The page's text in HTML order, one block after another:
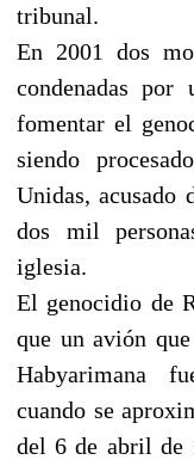
tribunal.
En 2001 dos
condenadas
fomentar el
siendo
Unidas, acusado
dos mil
iglesia.
El genocidio de
que un avión
Habyarimana
cuando se
del 6 de abril de